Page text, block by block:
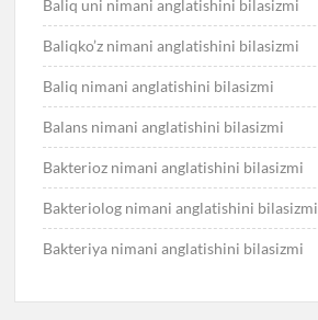
Baliq uni nimani anglatishini bilasizmi
Baliqko’z nimani anglatishini bilasizmi
Baliq nimani anglatishini bilasizmi
Balans nimani anglatishini bilasizmi
Bakterioz nimani anglatishini bilasizmi
Bakteriolog nimani anglatishini bilasizmi
Bakteriya nimani anglatishini bilasizmi